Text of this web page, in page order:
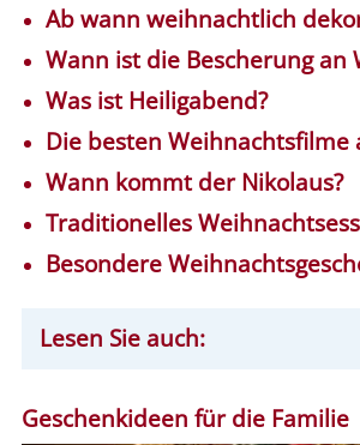
Ab wann weihnachtlich
Wann ist die Bescherung an
Was ist Heiligabend?
Die besten Weihnachtsfilme
Wann kommt der Nikolaus?
Traditionelles
Besondere
Lesen Sie auch:
Geschenkideen für die Familie